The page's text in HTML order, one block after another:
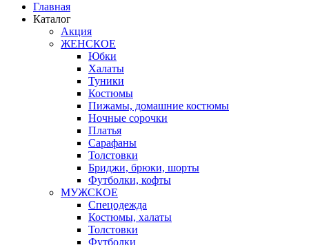
Главная
Каталог
Акция
ЖЕНСКОЕ
Юбки
Халаты
Туники
Костюмы
Пижамы, домашние костюмы
Ночные сорочки
Платья
Сарафаны
Толстовки
Бриджи, брюки, шорты
Футболки, кофты
МУЖСКОЕ
Спецодежда
Костюмы, халаты
Толстовки
Футболки